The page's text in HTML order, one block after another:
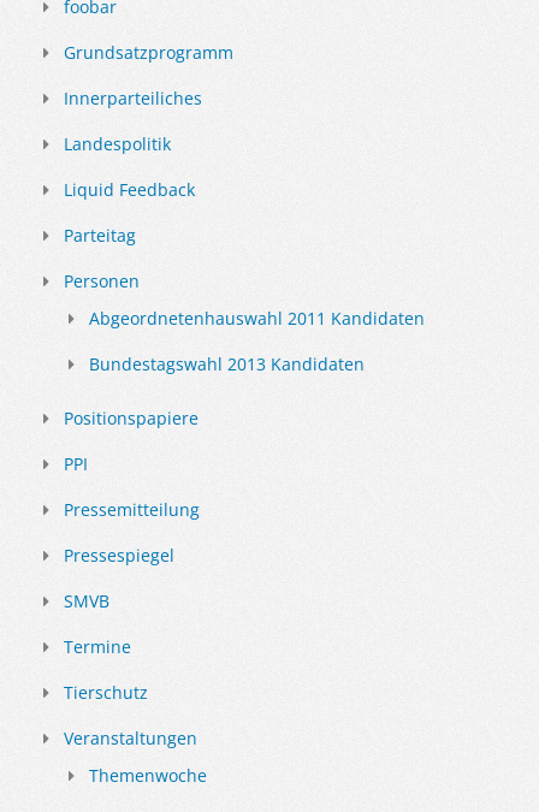
foobar
Grundsatzprogramm
Innerparteiliches
Landespolitik
Liquid Feedback
Parteitag
Personen
Abgeordnetenhauswahl 2011 Kandidaten
Bundestagswahl 2013 Kandidaten
Positionspapiere
PPI
Pressemitteilung
Pressespiegel
SMVB
Termine
Tierschutz
Veranstaltungen
Themenwoche